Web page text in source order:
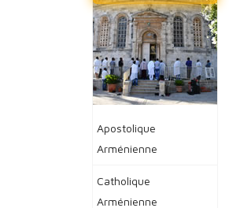
Apostolique
Arménienne
Catholique
Arménienne